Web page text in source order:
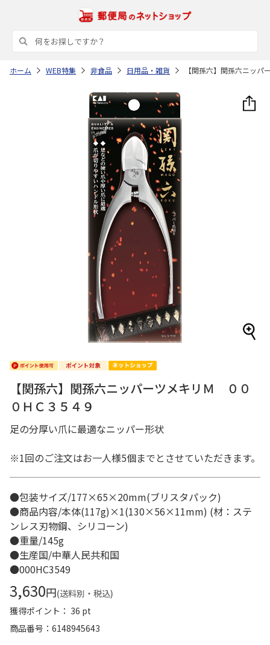
ホーム WEB特集 非食品 日用品・雑貨 【関孫六】関孫六ニッ
【関孫六】関孫六ニッパーツメキリＭ ００
０ＨＣ３５４９
足の分厚い爪に最適なニッパー形状
※1回のご注文はお一人様5個までとさせていただきます。
●包装サイズ/177×65×20mm(ブリスタパック)
●商品内容/本体(117g)×1(130×56×11mm) (材：ステ
ンレス刃物鋼、シリコーン)
●重量/145g
●生産国/中華人民共和国
●000HC3549
3,630円(送料別・税込)
獲得ポイント： 36 pt
商品番号
6148945643